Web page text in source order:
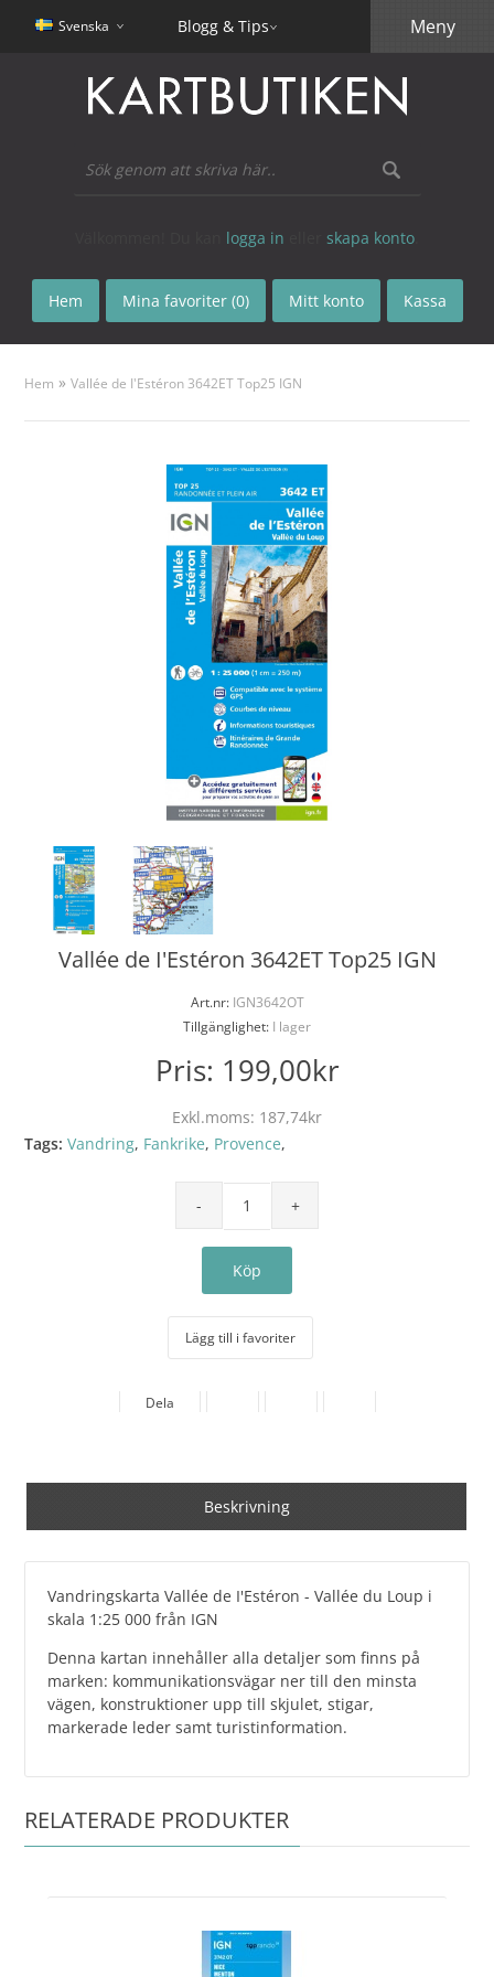
Svenska Blogg & Tips
logga in skapa konto
Hem Mina favoriter (0) Mitt konto Kassa
Meny
Hem »Vallée de I'Estéron 3642ET Top25 IGN
Vallée de I'Estéron 3642ET Top25 IGN
Art.nr:IGN3642OT
Tillgänglighet: I lager
Pris: 199,00kr
Exkl.moms: 187,74kr
Tags: Vandring, Fankrike, Provence,
Lägg till i favoriter
Dela
Beskrivning
Vandringskarta Vallée de I'Estéron - Vallée du Loup i
skala 1:25 000 från IGN
Denna kartan innehåller alla detaljer som finns på
marken: kommunikationsvägar ner till den minsta
vägen, konstruktioner upp till skjulet, stigar,
markerade leder samt turistinformation.
RELATERADE PRODUKTER